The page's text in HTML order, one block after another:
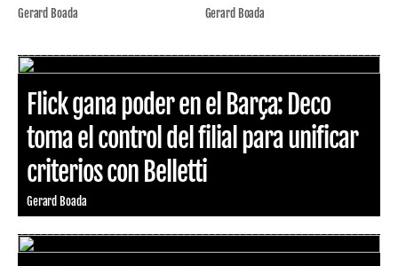
Gerard Boada Gerard Boada
Flick gana poder en el Barça: Deco
toma el control del filial para unificar
criterios con Belletti
Gerard Boada